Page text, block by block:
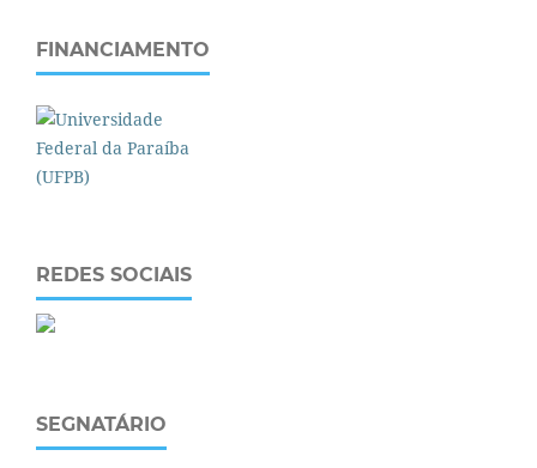
FINANCIAMENTO
REDES SOCIAIS
SEGNATÁRIO